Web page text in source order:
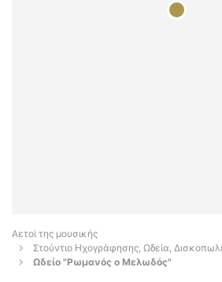
Αετοί της μουσικής
Στούντιο Ηχογράφησης, Ωδεία,
Ωδείο "Ρωμανός ο Μελωδός"